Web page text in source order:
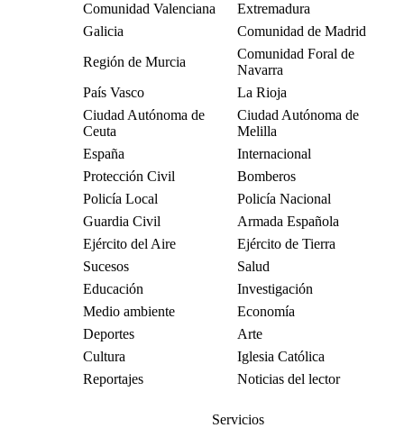
Comunidad Valenciana
Extremadura
Galicia
Comunidad de Madrid
Región de Murcia
Comunidad Foral de
Navarra
País Vasco
La Rioja
Ciudad Autónoma de
Ceuta
Ciudad Autónoma de
Melilla
España
Internacional
Protección Civil
Bomberos
Policía Local
Policía Nacional
Guardia Civil
Armada Española
Ejército del Aire
Ejército de Tierra
Sucesos
Salud
Educación
Investigación
Medio ambiente
Economía
Deportes
Arte
Cultura
Iglesia Católica
Reportajes
Noticias del lector
Servicios